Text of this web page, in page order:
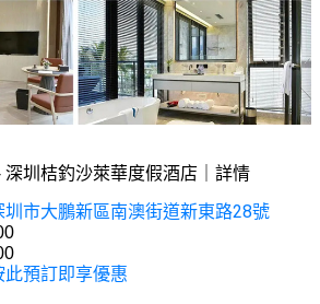
深圳桔釣沙萊華度假酒店｜詳情
圳市大鵬新區南澳街道新東路28號
此預訂即享優惠